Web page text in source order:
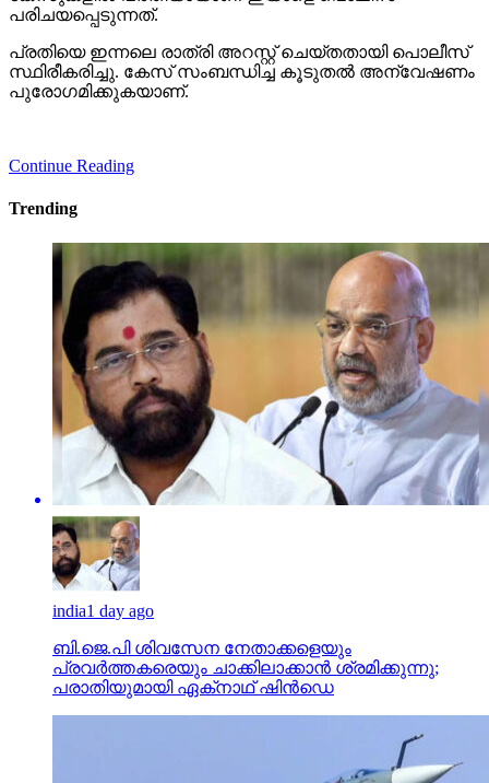
പരിചയപ്പെടുന്നത്.
പ്രതിയെ ഇന്നലെ രാത്രി അറസ്റ്റ് ചെയ്തതായി പൊലീസ്
സ്ഥിരീകരിച്ചു. കേസ് സംബന്ധിച്ച കൂടുതല്‍ അന്വേഷണം
പുരോഗമിക്കുകയാണ്.
Continue Reading
Trending
india1 day ago
ബി.ജെ.പി ശിവസേന നേതാക്കളെയും
പ്രവര്‍ത്തകരെയും ചാക്കിലാക്കാന്‍ ശ്രമിക്കുന്നു;
പരാതിയുമായി ഏക്‌നാഥ് ഷിന്‍ഡെ